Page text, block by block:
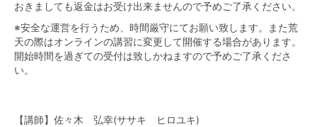
おきましても返金はお受け出来ませんので予めご了承ください。
※安全な運営を行うため、時間厳守にてお願い致します。また荒
天の際はオンラインの講習に変更して開催する場合があります。
開始時間を過ぎての受付は致しかねますので予めご了承くださ
い。
【講師】佐々木 弘幸(ササキ ヒロユキ)